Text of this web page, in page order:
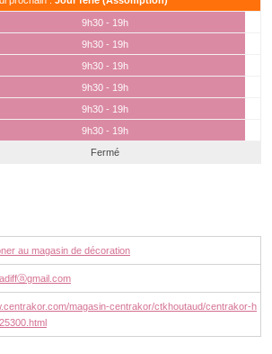
9h30 - 19h
9h30 - 19h
9h30 - 19h
9h30 - 19h
9h30 - 19h
9h30 - 19h
Fermé
au magasin de décoration
magasin-centrakor/ctkhoutaud/centrakor-h